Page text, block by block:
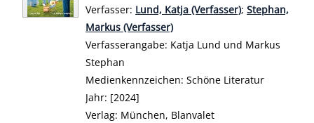
Verfasser: Suche nach diesem Verfasser
Lund, Katja (Verfasser); Stephan,
Markus (Verfasser)
Verfasserangabe: Katja Lund und Markus
Stephan
Medienkennzeichen: Schöne Literatur
Jahr: [2024]
Verlag: München, Blanvalet